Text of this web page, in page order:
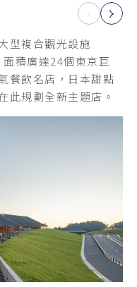
型複合觀光設施
面積廣達24個東京巨
餐飲名店，日本甜點
此規劃全新主題店。
今
重生的中庭，設置了
的木梯，如風一般的
在。
位於日本三重縣伊勢
（內宮）以及供奉豊
主的125座神社所構
中心。
漫長時間的考驗。熊
產的參拜道之一。此